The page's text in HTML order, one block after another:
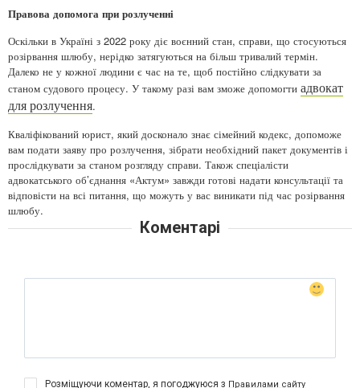
Правова допомога при розлученні
Оскільки в Україні з 2022 року діє воєнний стан, справи, що стосуються
розірвання шлюбу, нерідко затягуються на більш тривалий термін.
Далеко не у кожної людини є час на те, щоб постійно слідкувати за
станом судового процесу. У такому разі вам зможе допомогти адвокат
для розлучення.
Кваліфікований юрист, який досконало знає сімейний кодекс, допоможе
вам подати заяву про розлучення, зібрати необхідний пакет документів і
прослідкувати за станом розгляду справи. Також спеціалісти
адвокатського об’єднання «Актум» завжди готові надати консультації та
відповісти на всі питання, що можуть у вас виникати під час розірвання
шлюбу.
Коментарі
Розміщуючи коментар, я погоджуюся з Правилами сайту